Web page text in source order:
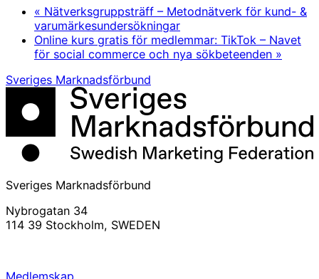
« Nätverksgruppsträff – Metodnätverk för kund- &
varumärkesundersökningar
Online kurs gratis för medlemmar: TikTok – Navet
för social commerce och nya sökbeteenden »
Sveriges Marknadsförbund
Sveriges Marknadsförbund
Nybrogatan 34
114 39 Stockholm, SWEDEN